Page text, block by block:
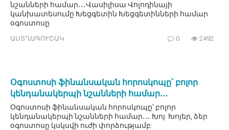
նշանների համար․․․Վասիլիսա Վոլոդինայի
կանխատեսումը Խեցգետին Խեցգետինների համար
օգոստոսը
ԱՍՏՂԱԳՈՒՇԱԿ 0 2492
Օգոստոսի ֆինանսական հորոսկոպը՝ բոլոր
կենդանակերպի նշանների համար․․․
Օգոստոսի ֆինանսական հորոսկոպը՝ բոլոր
կենդանակերպի նշանների համար․․․ Խոյ. Խոյեր, ձեր
օգոստոսը կսկսվի ուժի փորձությամբ: